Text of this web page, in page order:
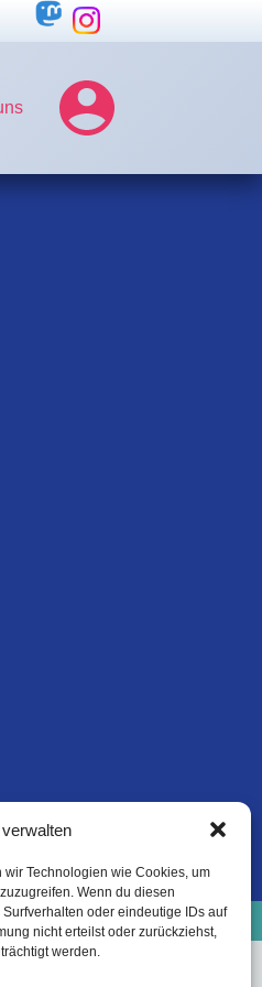
Technologien wie Cookies, um
Wenn du diesen
oder eindeutige IDs auf
nicht erteilst oder zurückziehst,
werden.